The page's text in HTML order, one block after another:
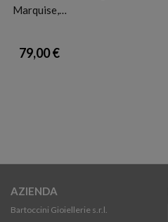
Marquise,…
79,00 €
AZIENDA
Bartoccini Gioiellerie s.r.l.